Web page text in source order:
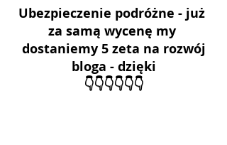
Ubezpieczenie podróżne - już
za samą wycenę my
dostaniemy 5 zeta na rozwój
bloga - dzięki
👇👇👇👇👇👇